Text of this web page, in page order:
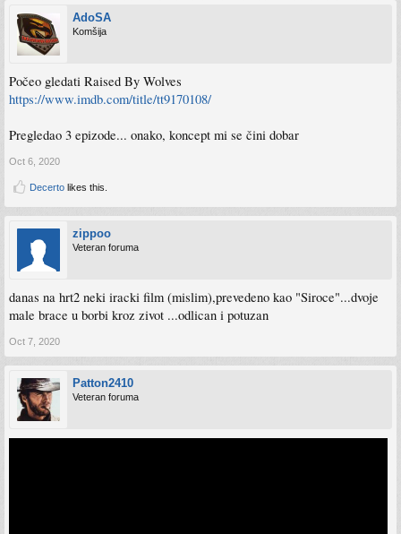
AdoSA
Komšija
Počeo gledati Raised By Wolves
https://www.imdb.com/title/tt9170108/
Pregledao 3 epizode... onako, koncept mi se čini dobar
Oct 6, 2020
Decerto likes this.
zippoo
Veteran foruma
danas na hrt2 neki iracki film (mislim),prevedeno kao "Siroce"...dvoje
male brace u borbi kroz zivot ...odlican i potuzan
Oct 7, 2020
Patton2410
Veteran foruma